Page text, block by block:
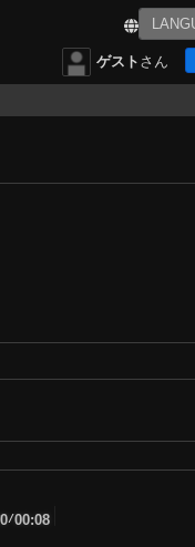
ゲスト さん
/00:08